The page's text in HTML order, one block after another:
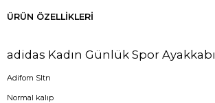
ÜRÜN ÖZELLIKLERI
adidas Kadın Günlük Spor Ayakkabı
Adifom Sltn
Normal kalıp